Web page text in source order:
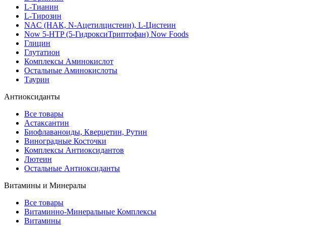
L-Тианин
L-Тирозин
NAC (НАК, N-Ацетилцистеин), L-Цистеин
Now 5-HTP (5-ГидроксиТриптофан) Now Foods
Глицин
Глутатион
Комплексы Аминокислот
Остальные Аминокислоты
Таурин
Антиоксиданты
Все товары
Астаксантин
Биофлаваноиды, Кверцетин, Рутин
Виноградные Косточки
Комплексы Антиоксидантов
Лютеин
Остальные Антиоксиданты
Витамины и Минералы
Все товары
Витаминно-Минеральные Комплексы
Витамины